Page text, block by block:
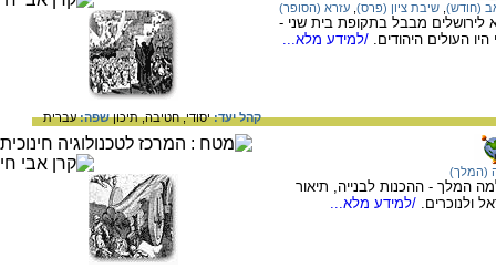
(חודש) שיבת ציון (פרס) עזרא (הסופר)
מבבל בתקופת בית שני -
העולים היהודים. /למידע מלא...
קהל יעד:יסודי,חטיבה,תיכוןשפה:עברית
(המלך)
המלך - ההכנות לבנייה, תיאור
ולנוכרים. /למידע מלא...